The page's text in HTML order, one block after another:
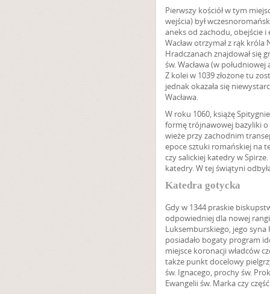
Pierwszy kościół w tym
wejścia) był
aneks od zachodu, obejście
Wacław otrzymał z rąk
Hradczanach znajdował się
św. Wacława (w
Z kolei w 1039 złożone tu
jednak okazała się
Wacława.
W roku 1060, książę
formę trójnawowej bazyliki o
wieże przy zachodnim
epoce sztuki romańskiej na
czy salickiej katedry w
katedry. W tej świątyni
Katedra gotycka
Gdy w 1344 praskie
odpowiedniej dla nowej
Luksemburskiego, jego syna
posiadało bogaty program
miejsce koronacji władców
także punkt docelowy
św. Ignacego, prochy św.
Ewangelii św. Marka czy